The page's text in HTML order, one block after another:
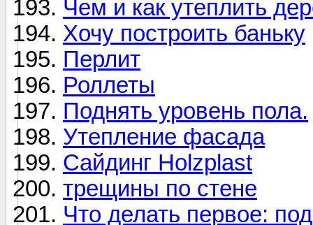
Чем и как утеплить
Хочу построить баньку
Перлит
Роллеты
Поднять уровень пола.
Утепление фасада
Сайдинг Holzplast
трещины по стене
Что делать первое: